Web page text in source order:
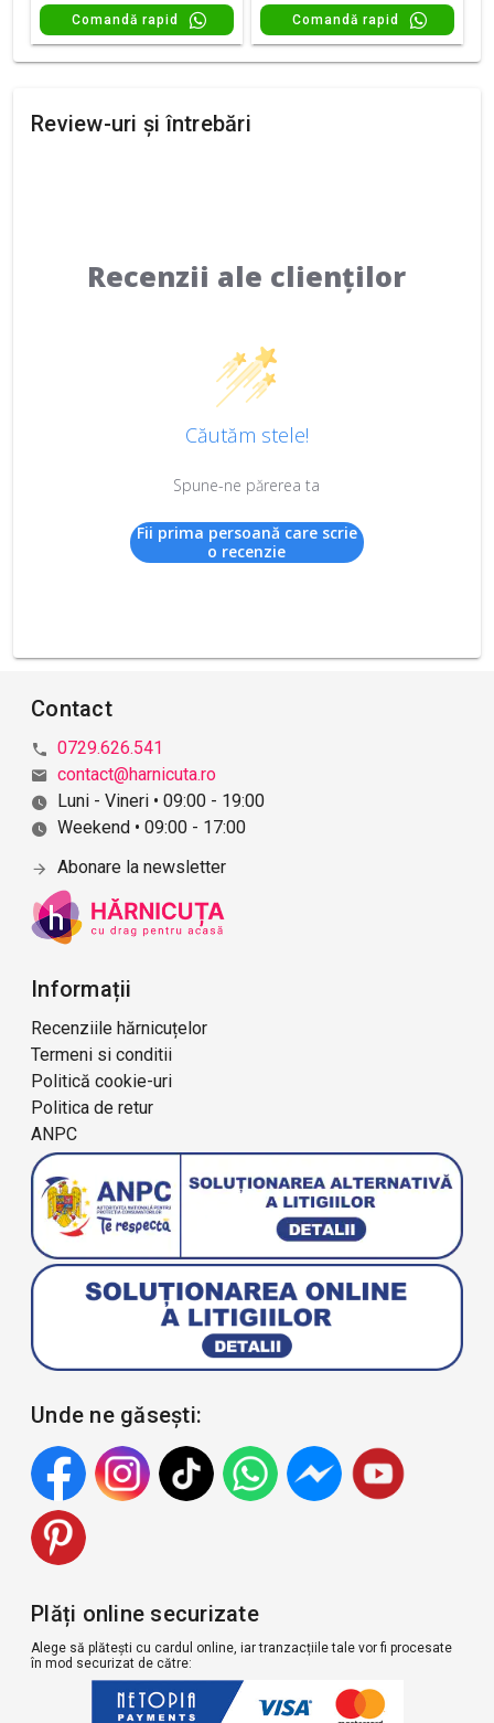
Comandă rapid Comandă rapid
Review-uri și întrebări
Recenzii ale clienților
Căutăm stele!
Spune-ne părerea ta
Fii prima persoană care scrie
o recenzie
Contact
0729.626.541
contact@harnicuta.ro
Luni - Vineri • 09:00 - 19:00
Weekend • 09:00 - 17:00
Abonare la newsletter
Informații
Recenziile hărnicuțelor
Termeni si conditii
Politică cookie-uri
Politica de retur
ANPC
Unde ne găsești:
Plăți online securizate
Alege să plătești cu cardul online, iar tranzacțiile tale vor fi procesate
în mod securizat de către: